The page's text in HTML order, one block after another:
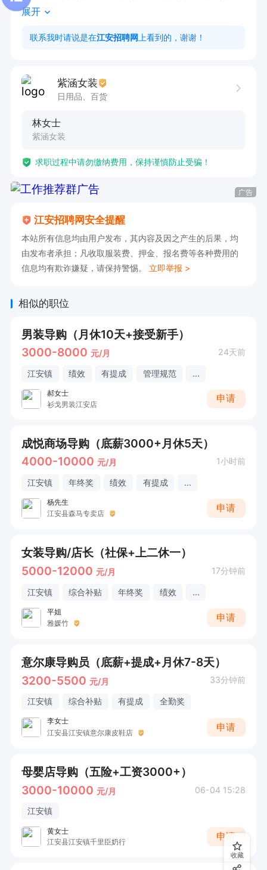
上不封顶。
2.分早班和晚班
展开
联系我时请说是在江安招聘网 上看到的，谢谢！
紫涵女装
日用品、百货
林女士
紫涵女装
求职过程中请勿缴纳费用，保持谨慎防止受骗！
广告
江安招聘网安全提醒
本站所有信息均由用户发布，其内容及因之产生的后果，均
由发布者承担；凡收取服装费、押金、报名费等各种费用的
信息均有欺诈嫌疑，请保持警惕。 立即举报 >
相似的职位
男装导购（月休10天+接受新手）
3000-8000 元/月 24天前
江安镇 绩效 有提成 管理规范 ...
郝女士
衫戈男装江安店
申请
成悦商场导购（底薪3000+月休5天）
4000-10000 元/月 1小时前
江安镇 年终奖 绩效 有提成 ...
杨先生
江安县森马专卖店
申请
女装导购/店长（社保+上二休一）
5000-12000 元/月 17分钟前
江安镇 综合补贴 年终奖 绩效 ...
平姐
雅媛竹
申请
意尔康导购员（底薪+提成+月休7-8天）
3200-5500 元/月 33分钟前
江安镇 综合补贴 有提成 全勤奖
李女士
江安县江安镇意尔康皮鞋店
申请
母婴店导购（五险+工资3000+）
3000-10000 元/月 06-04 15:28
江安镇
黄女士
江安县江安镇千里臣奶行
申请
收藏